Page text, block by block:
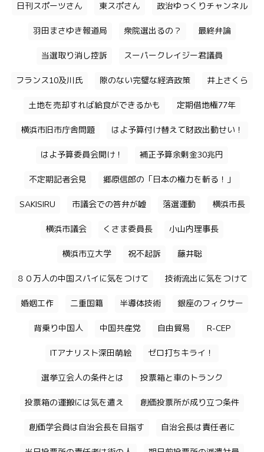
日刊スポーツさん 東スポさん 政治ゆっくりチャンネル
羽田まさゆき報道局 衆院選出るの？ 最終弁論
当選取り消し控訴 スーパークレイジー君議員
フランス10及川氏 隙のない完璧な経済政策 井上さくら
土地を売却すれば給食ができるかも 定期借地権77年
横浜市旧市庁舎問題 はよ予算付け替えて財政出動せい！
はよ予算委員会開け！ 補正予算余剰金30兆円
不定期記者会見 郷原信郎の「日本の権力を斬る！」
SAKISIRU 市議会での答弁が嘘 落選運動 横浜市長
横浜市議会 くさま委員長 小山内理事長
横浜市立大学 祝不起訴 藤井聡
８０万人の中国スパイに気をつけて 技術流出に気をつけて
婚姻工作 二重国籍 半導体技術 銀座のフィクサー
背乗り中国人 中国共産党 自由貿易 R-CEP
ITアナリスト深田萌絵 ゼロ打ちキライ！
選挙立会人の条件とは 投票箱と車のトランク
投票箱の運搬には気を遣え 創価投票所が成り立つ条件
創価学会員は自治会長を目指す 自治会長は責任者に